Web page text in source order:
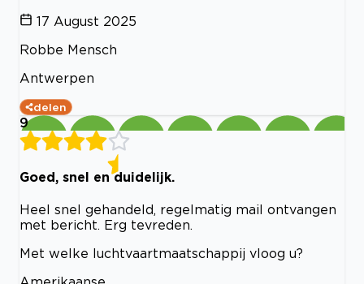
17 August 2025
Robbe Mensch
Antwerpen
delen
9
Goed, snel en duidelijk.
Heel snel gehandeld, regelmatig mail ontvangen
met bericht. Erg tevreden.
Met welke luchtvaartmaatschappij vloog u?